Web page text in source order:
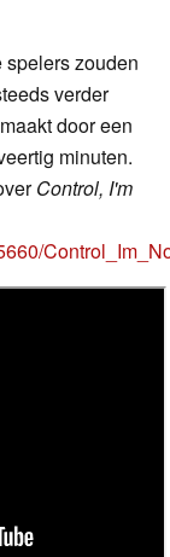
spelers zouden
verder
door een
minuten.
Control, I'm